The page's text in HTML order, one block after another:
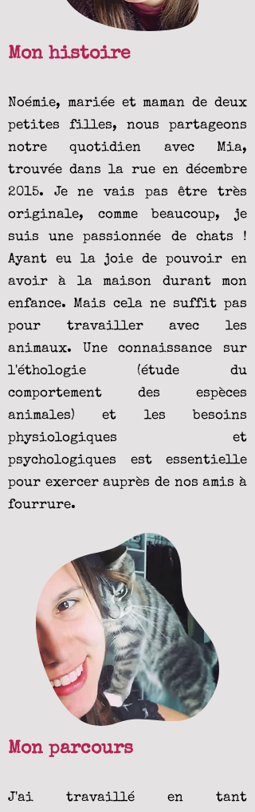
Mon histoire
Noémie, mariée et maman de deux
petites filles, nous partageons
notre quotidien avec Mia,
trouvée dans la rue en décembre
2015. Je ne vais pas être très
originale, comme beaucoup, je
suis une passionnée de chats !
Ayant eu la joie de pouvoir en
avoir à la maison durant mon
enfance. Mais cela ne suffit pas
pour travailler avec les
animaux. Une connaissance sur
l'éthologie (étude du
comportement des espèces
animales) et les besoins
physiologiques et
psychologiques est essentielle
pour exercer auprès de nos amis à
fourrure.
Mon parcours
J'ai travaillé en tant